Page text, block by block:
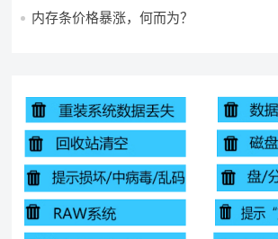
内存条价格暴涨，何而为？